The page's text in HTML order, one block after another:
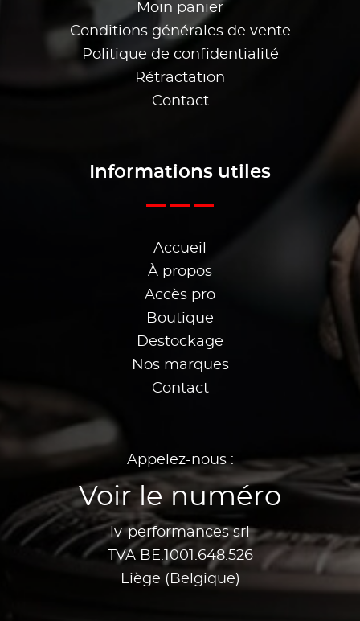
Moin panier
Conditions générales de vente
Politique de confidentialité
Rétractation
Contact
Informations utiles
Accueil
À propos
Accès pro
Boutique
Destockage
Nos marques
Contact
Appelez-nous :
Voir le numéro
lv-performances srl
TVA BE.1001.648.526
Liège (Belgique)